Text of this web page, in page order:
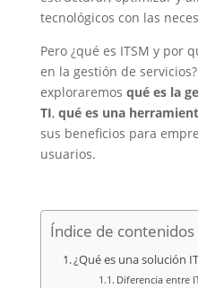
tecnológicos con las
Pero ¿qué es ITSM y por
en la gestión de
exploraremos qué es la
TI, qué es una
sus beneficios para
usuarios.
Índice de contenidos
¿Qué es una solución
Diferencia entre